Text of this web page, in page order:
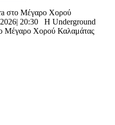
στο Μέγαρο Χορού
20:30 Η Underground
Μέγαρο Χορού Καλαμάτας